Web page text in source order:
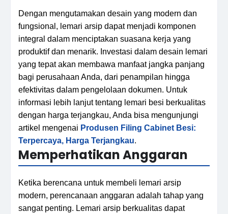
Dengan mengutamakan desain yang modern dan
fungsional, lemari arsip dapat menjadi komponen
integral dalam menciptakan suasana kerja yang
produktif dan menarik. Investasi dalam desain lemari
yang tepat akan membawa manfaat jangka panjang
bagi perusahaan Anda, dari penampilan hingga
efektivitas dalam pengelolaan dokumen. Untuk
informasi lebih lanjut tentang lemari besi berkualitas
dengan harga terjangkau, Anda bisa mengunjungi
artikel mengenai Produsen Filing Cabinet Besi:
Terpercaya, Harga Terjangkau.
Memperhatikan Anggaran
Ketika berencana untuk membeli lemari arsip
modern, perencanaan anggaran adalah tahap yang
sangat penting. Lemari arsip berkualitas dapat